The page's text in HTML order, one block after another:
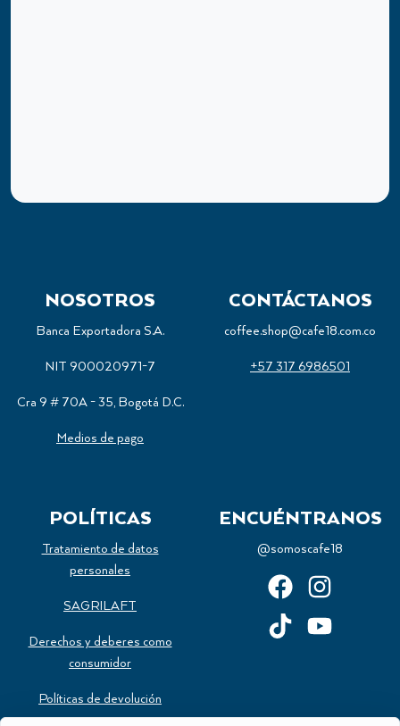
NOSOTROS
Banca Exportadora S.A.
NIT 900020971-7
Cra 9 # 70A - 35, Bogotá D.C.
Medios de pago
CONTÁCTANOS
coffee.shop@cafe18.com.co
+57 317 6986501
POLÍTICAS
Tratamiento de datos
personales
SAGRILAFT
Derechos y deberes como
consumidor
Políticas de devolución
ENCUÉNTRANOS
@somoscafe18